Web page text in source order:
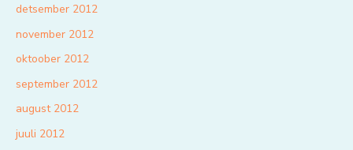
detsember 2012
november 2012
oktoober 2012
september 2012
august 2012
juuli 2012